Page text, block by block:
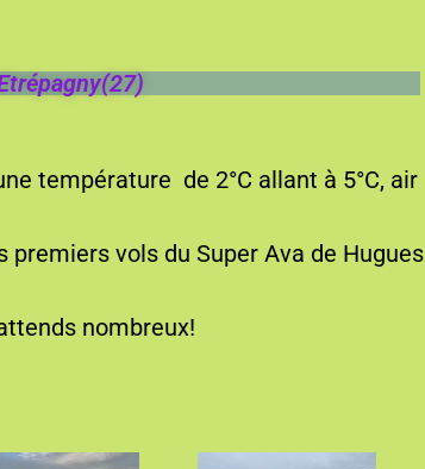
température de 2°C allant à 5°C, air
vols du Super Ava de Hugues
nombreux!